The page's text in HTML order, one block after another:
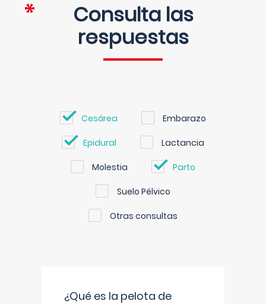
Consulta las
respuestas
Cesárea Embarazo
Epidural Lactancia
Molestia Parto
Suelo Pélvico
Otras consultas
¿Qué es la pelota de